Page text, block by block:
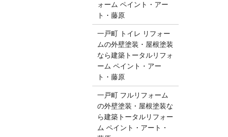
ォーム ペイント・アー
ト・藤原
一戸町 トイレ リフォー
ムの外壁塗装・屋根塗装
なら建築トータルリフォ
ーム ペイント・アー
ト・藤原
一戸町 フルリフォーム
の外壁塗装・屋根塗装な
ら建築トータルリフォー
ム ペイント・アート・